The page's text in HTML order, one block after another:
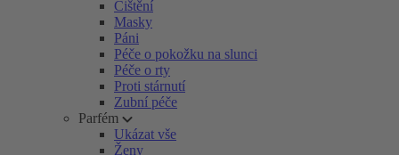
Čištění
Masky
Páni
Péče o pokožku na slunci
Péče o rty
Proti stárnutí
Zubní péče
Parfém
Ukázat vše
Ženy